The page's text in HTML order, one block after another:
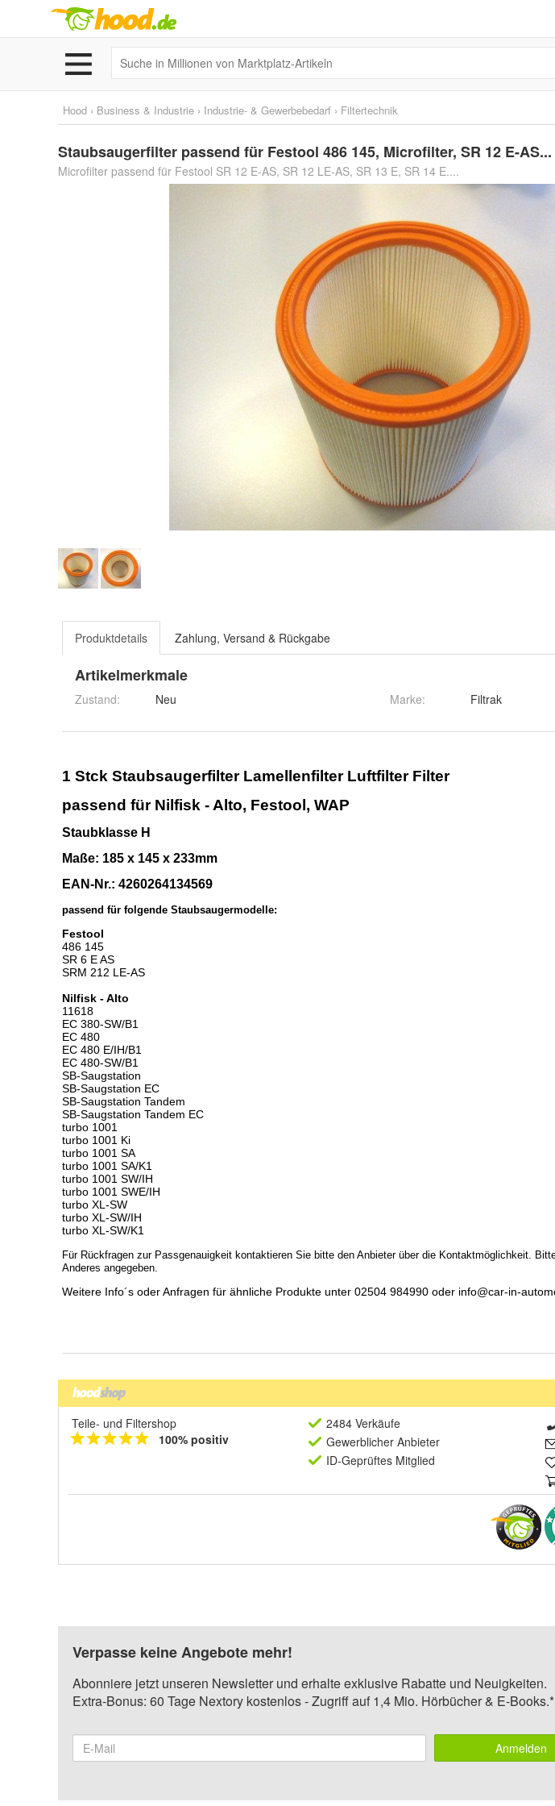
Hood › Business & Industrie › Industrie- & Gewerbebedarf › Filtertechnik
Staubsaugerfilter passend für Festool 486 145, Microfilter, SR 12 E-AS...
Microfilter passend für Festool SR 12 E-AS, SR 12 LE-AS, SR 13 E, SR 14 E....
Produktdetails Zahlung, Versand & Rückgabe
Artikelmerkmale
Zustand: Neu Marke: Filtrak
Teile- und Filtershop
100% positiv
2484 Verkäufe
Gewerblicher Anbieter
ID-Geprüftes Mitglied
Verpasse keine Angebote mehr!
Abonniere jetzt unseren Newsletter und erhalte exklusive Rabatte und Neuigkeiten.
Extra-Bonus: 60 Tage Nextory kostenlos - Zugriff auf 1,4 Mio. Hörbücher & E-Books.*
Anmelden